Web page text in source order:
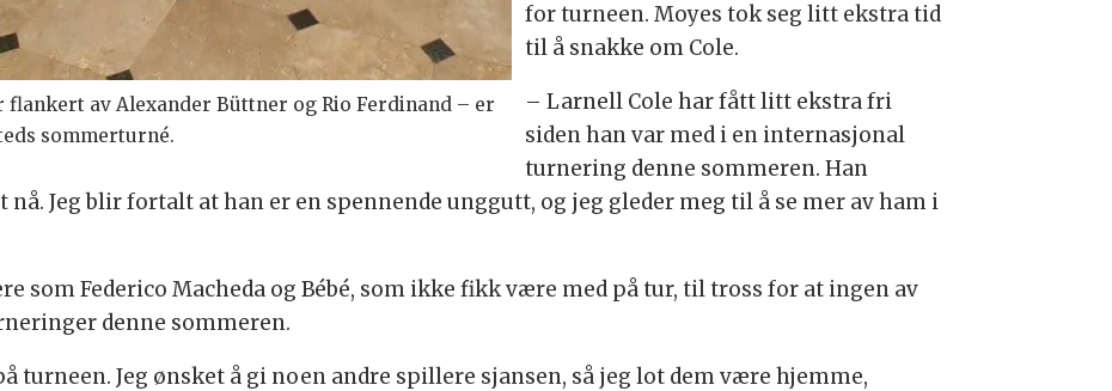
flankert av Alexander Büttner og Rio Ferdinand – er
sommerturné.
for turneen. Moyes tok seg litt ekstra tid
til å snakke om Cole.
– Larnell Cole har fått litt ekstra fri
siden han var med i en internasjonal
turnering denne sommeren. Han
Jeg blir fortalt at han er en spennende unggutt, og jeg gleder meg til å se mer av ham i
som Federico Macheda og Bébé, som ikke fikk være med på tur, til tross for at ingen av
denne sommeren.
turneen. Jeg ønsket å gi noen andre spillere sjansen, så jeg lot dem være hjemme,